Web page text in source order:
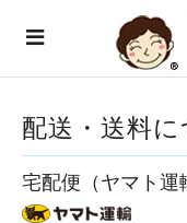
配送・送料に
宅配便（ヤマト運